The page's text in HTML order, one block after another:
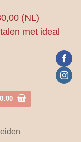
(NL)
met ideal
0.00